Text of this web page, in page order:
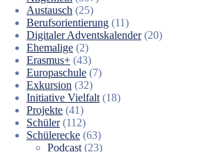
Austausch (25)
Berufsorientierung (11)
Digitaler Adventskalender(20)
Ehemalige (2)
Erasmus+ (43)
Europaschule (7)
Exkursion (32)
Initiative Vielfalt (18)
Projekte (41)
Schüler(112)
Schülerecke (63)
Podcast (23)